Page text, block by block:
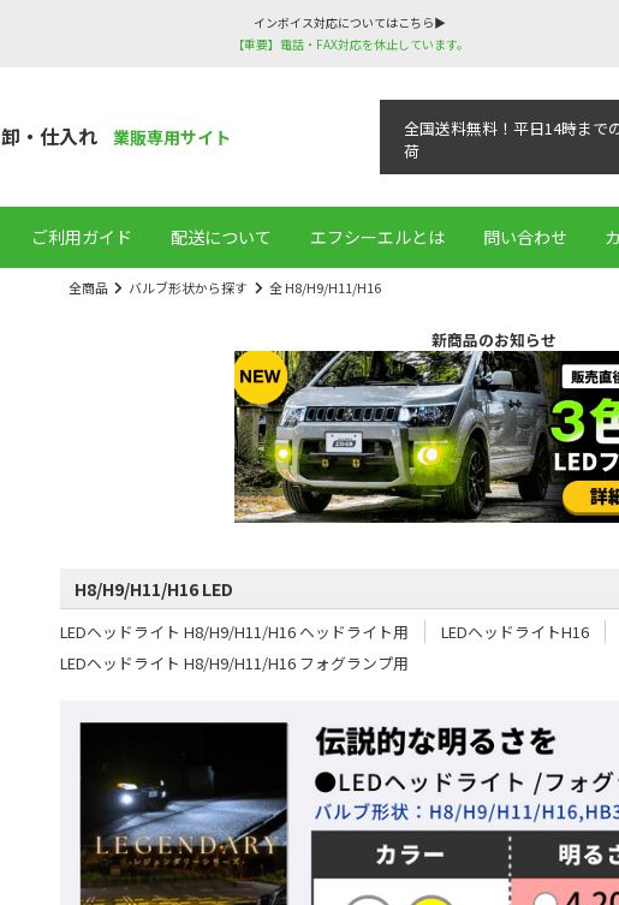
インボイス対応についてはこちら▶
【重要】電話・FAX対応を休止しています。
卸・仕入れ 業販専用サイト
全国送料無料！平日14時まで
荷
ご利用ガイド 配送について エフシーエルとは 問い合わせ
全商品 バルブ形状から探す 全 H8/H9/H11/H16
新商品のお知らせ
H8/H9/H11/H16 LED
LEDヘッドライト H8/H9/H11/H16 ヘッドライト用
LEDヘッドライトH16
LEDヘッドライト H8/H9/H11/H16 フォグランプ用